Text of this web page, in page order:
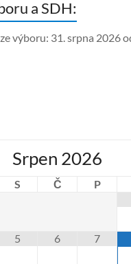
a SDH:
výboru: 31. srpna 2026
Srpen 2026
S Č P
5 6 7